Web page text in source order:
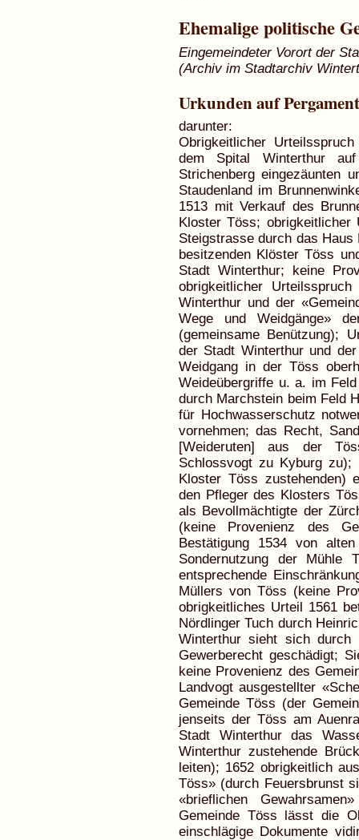
Ehemalige politische
Eingemeindeter Vorort der
(Archiv im Stadtarchiv
Urkunden auf
darunter:
Obrigkeitlicher
dem Spital Winterthur
Strichenberg eingezäunten
Staudenland im
1513 mit Verkauf des
Kloster Töss; obrigkeitlicher
Steigstrasse durch das
besitzenden Klöster Töss
Stadt Winterthur; keine
obrigkeitlicher
Winterthur und der
Wege und Weidgänge»
(gemeinsame Benützung);
der Stadt Winterthur und
Weidgang in der Töss
Weideübergriffe u. a. im
durch Marchstein beim Feld
für Hochwasserschutz
vornehmen; das Recht,
[Weideruten] aus der
Schlossvogt zu Kyburg zu);
Kloster Töss zustehenden)
den Pfleger des Klosters
als Bevollmächtigte der
(keine Provenienz des
Bestätigung 1534 von
Sondernutzung der Mühle
entsprechende
Müllers von Töss (keine
obrigkeitliches Urteil 1561
Nördlinger Tuch durch
Winterthur sieht sich
Gewerberecht geschädigt;
keine Provenienz des
Landvogt ausgestellter
Gemeinde Töss (der
jenseits der Töss am
Stadt Winterthur das
Winterthur zustehende
leiten); 1652 obrigkeitlich
Töss» (durch Feuersbrunst
«brieflichen
Gemeinde Töss lässt die
einschlägige Dokumente